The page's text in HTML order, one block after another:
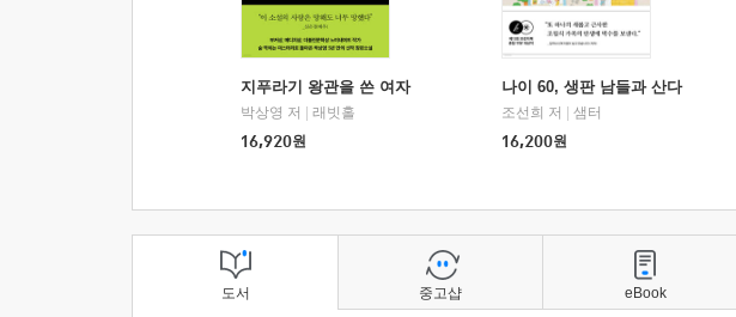
지푸라기 왕관을 쓴 여자
박상영 저
래빗홀
16,920원
나이 60, 생판 남들과 산다
조선희 저
샘터
16,200원
도서 중고샵 eBook